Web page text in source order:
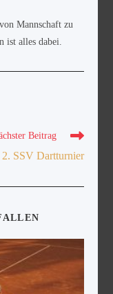
Mannschaft zu
ist alles dabei.
Beitrag
2. SSV Dartturnier